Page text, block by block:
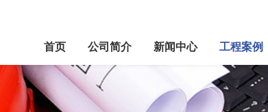
首页 公司简介 新闻中心 工程案例